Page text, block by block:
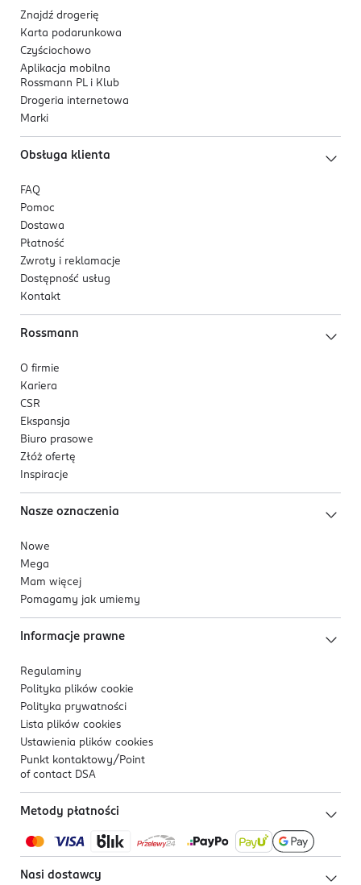
Znajdź drogerię
Karta podarunkowa
Czyściochowo
Aplikacja mobilna
Rossmann PL i Klub
Drogeria internetowa
Marki
Obsługa klienta
FAQ
Pomoc
Dostawa
Płatność
Zwroty i reklamacje
Dostępność usług
Kontakt
Rossmann
O firmie
Kariera
CSR
Ekspansja
Biuro prasowe
Złóż ofertę
Inspiracje
Nasze oznaczenia
Nowe
Mega
Mam więcej
Pomagamy jak umiemy
Informacje prawne
Regulaminy
Polityka plików cookie
Polityka prywatności
Lista plików cookies
Ustawienia plików cookies
Punkt kontaktowy/ Point
of contact DSA
Metody płatności
Nasi dostawcy